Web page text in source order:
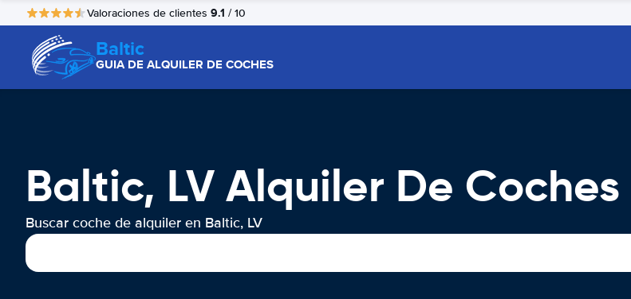
Valoraciones de clientes 9.1 / 10
Baltic
GUIA DE ALQUILER DE COCHES
Baltic, LV Alquiler De Coches
Buscar coche de alquiler en Baltic, LV